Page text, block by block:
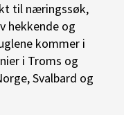
til næringssøk,
hekkende og
kommer i
i Troms og
Svalbard og